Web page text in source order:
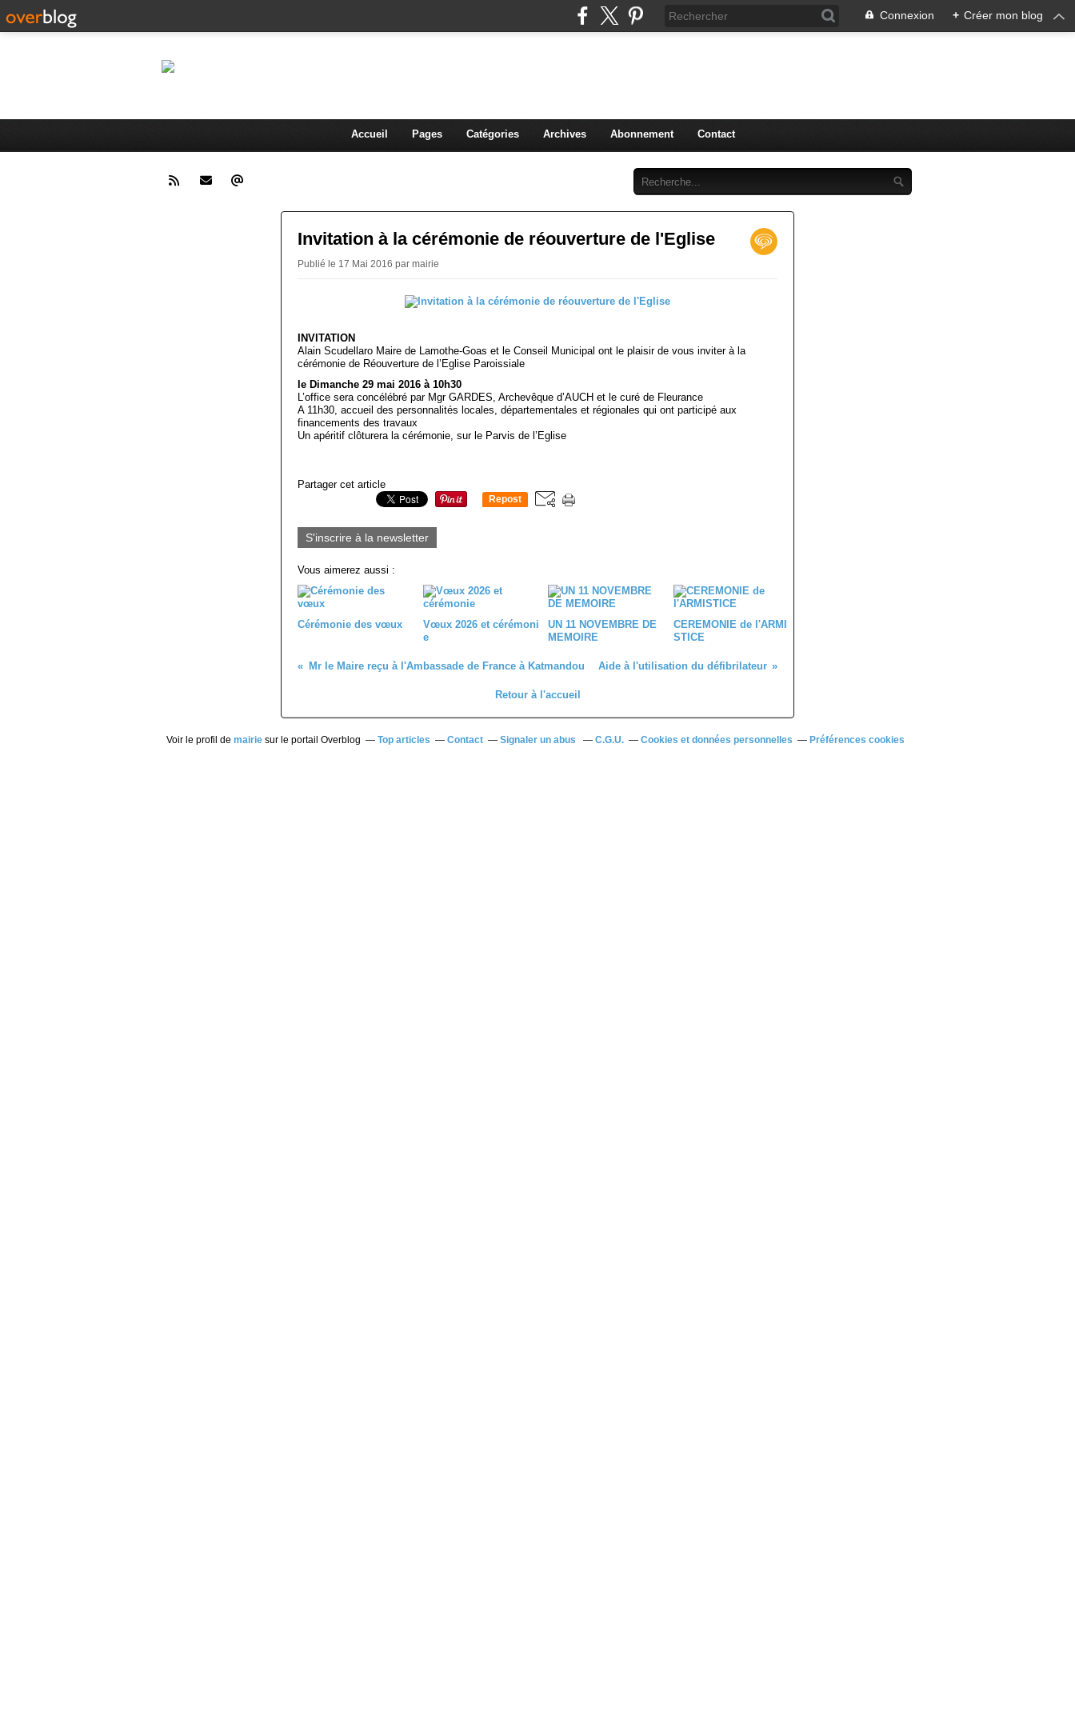
Connexion + Créer mon blog
Accueil Pages Catégories Archives Abonnement Contact
Invitation à la cérémonie de réouverture de l'Eglise
Publié le 17 Mai 2016 par mairie
INVITATION
Alain Scudellaro Maire de Lamothe-Goas et le Conseil Municipal ont le plaisir de vous inviter à la
cérémonie de Réouverture de l’Eglise Paroissiale
le Dimanche 29 mai 2016 à 10h30
L’office sera concélébré par Mgr GARDES, Archevêque d’AUCH et le curé de Fleurance
A 11h30, accueil des personnalités locales, départementales et régionales qui ont participé aux
financements des travaux
Un apéritif clôturera la cérémonie, sur le Parvis de l’Eglise
Partager cet article
Repost
S'inscrire à la newsletter
Vous aimerez aussi :
Cérémonie des vœux
Vœux 2026 et cérémoni
e
UN 11 NOVEMBRE DE
MEMOIRE
CEREMONIE de l'ARMI
STICE
Mr le Maire reçu à l'Ambassade de France à Katmandou Aide à l'utilisation du défibrilateur
Retour à l'accueil
Voir le profil de mairiesur le portail Overblog Top articles Contact Signaler un abus C.G.U. Cookies et données personnelles Préférences cookies